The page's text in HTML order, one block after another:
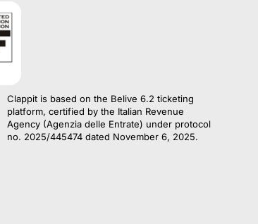
Clappit is based on the Belive 6.2 ticketing
platform, certified by the Italian Revenue
Agency (Agenzia delle Entrate) under protocol
no. 2025/445474 dated November 6, 2025.